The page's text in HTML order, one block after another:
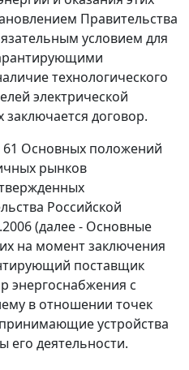
Правительства
условием для
технологического
электрической
заключается договор.
Основных положений
рынков
Российской
(далее - Основные
на момент заключения
поставщик
энергоснабжения с
в отношении точек
устройства
его деятельности.